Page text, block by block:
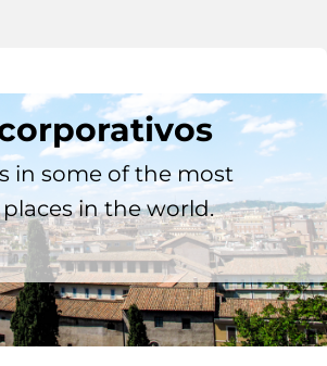
in some of the most
in the world.